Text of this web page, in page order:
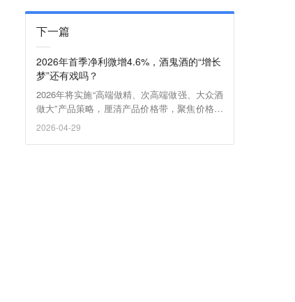
下一篇
2026年首季净利微增4.6%，酒鬼酒的“增长
梦”还有戏吗？
2026年将实施“高端做精、次高端做强、大众酒
做大”产品策略，厘清产品价格带，聚焦价格带
深耕。品牌资源全面倾斜湖南核心城市与省外1
2026-04-29